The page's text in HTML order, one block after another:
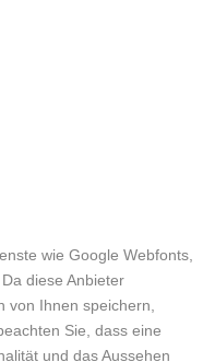
wie Google Webfonts,
diese Anbieter
von Ihnen speichern,
Sie, dass eine
und das Aussehen